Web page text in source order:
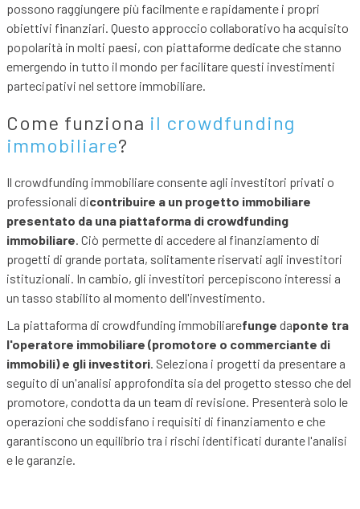
possono raggiungere più facilmente e rapidamente i propri
obiettivi finanziari. Questo approccio collaborativo ha acquisito
popolarità in molti paesi, con piattaforme dedicate che stanno
emergendo in tutto il mondo per facilitare questi investimenti
partecipativi nel settore immobiliare.
Come funziona il crowdfunding
immobiliare?
Il crowdfunding immobiliare consente agli investitori privati o
professionali dicontribuire a un progetto immobiliare
presentato da una piattaforma di crowdfunding
immobiliare. Ciò permette di accedere al finanziamento di
progetti di grande portata, solitamente riservati agli investitori
istituzionali. In cambio, gli investitori percepiscono interessi a
un tasso stabilito al momento dell'investimento.
La piattaforma di crowdfunding immobiliarefunge daponte tra
l'operatore immobiliare (promotore o commerciante di
immobili) e gli investitori. Seleziona i progetti da presentare a
seguito di un'analisi approfondita sia del progetto stesso che del
promotore, condotta da un team di revisione. Presenterà solo le
operazioni che soddisfano i requisiti di finanziamento e che
garantiscono un equilibrio tra i rischi identificati durante l'analisi
e le garanzie.